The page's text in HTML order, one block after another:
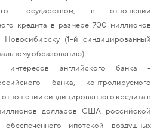
государством, в отношении
кредита в размере 700 миллионов
Новосибирску (1-й синдицированный
образованию)
интересов английского банка -
банка, контролируемого
отношении синдицированного кредита в
долларов США российской
обеспеченного ипотекой воздушных